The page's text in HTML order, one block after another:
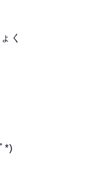
く
*)